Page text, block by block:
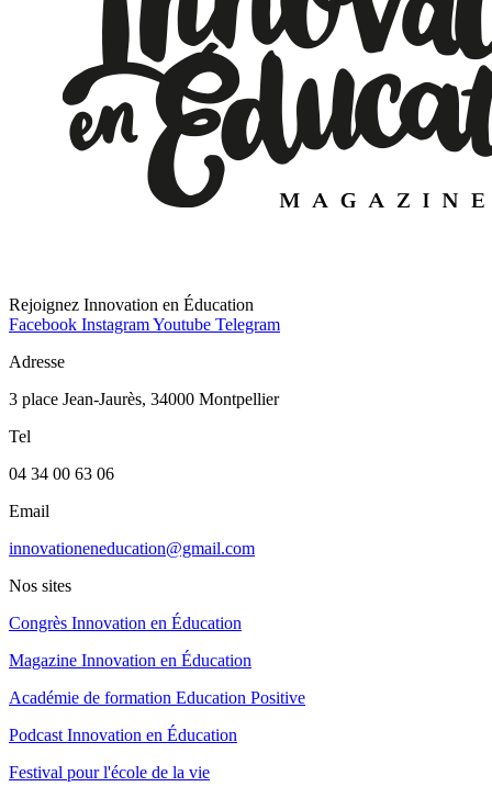
Rejoignez Innovation en Éducation
Facebook InstagramYoutube Telegram
Adresse
3 place Jean-Jaurès, 34000 Montpellier
Tel
04 34 00 63 06
Email
innovationeneducation@gmail.com
Nos sites
Congrès Innovation en Éducation
Magazine Innovation en Éducation
Académie de formation Education Positive
Podcast Innovation en Éducation
Festival pour l'école de la vie